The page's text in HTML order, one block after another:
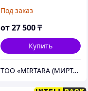
Под заказ
от27 500₸
Купить
ТОО «MIRTARA (МИРТАРА)»